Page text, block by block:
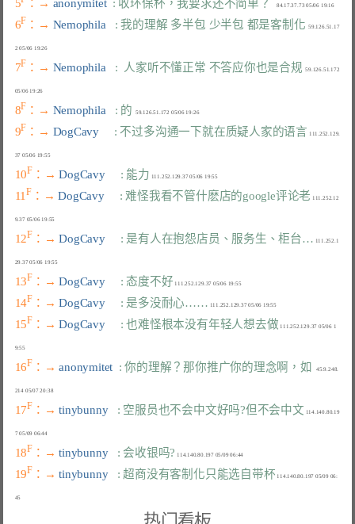
5 ：→ anonymitet : 收环保杯，我要求还不简单？
    84.17.37.73 05/06 19:16
6F ：→ Nemophila : 我的理解 多半包 少半包 都是客制化
  59.126.51.17
2 05/06 19:26
7F ：→ Nemophila :  人家听不懂正常 不答应你也是合规
  59.126.51.172
8F ：→ Nemophila : 的
  59.126.51.172 05/06 19:26
9F ：→ DogCavy : 不过多沟通一下就在质疑人家的语言 111.252.129.
37 05/06 19:55
10F ：→ DogCavy : 能力 111.252.129.37 05/06 19:55
11F ：→ DogCavy : 难怪我看不管什麽店的google评论老 111.252.12
12F ：→ DogCavy : 是有人在抱怨店员、服务生、柜台… 111.252.1
29.37 05/06 19:55
13F ：→ DogCavy : 态度不好 111.252.129.37 05/06 19:55
14F ：→ DogCavy : 是多没耐心…… 111.252.129.37 05/06 19:55
15F ：→ DogCavy : 也难怪根本没有年轻人想去做 111.252.129.37 05/06 1
9:55
16F ：→ anonymitet : 你的理解？那你推广你的理念啊，如
   45.9.248.
214 05/07 20:38
17F ：→ tinybunny : 空服员也不会中文好吗?但不会中文 114.140.80.19
7 05/09 06:44
18F ：→ tinybunny : 会收银吗?
19F ：→ tinybunny : 超商没有客制化只能选自带杯 114.140.80.197 05/09 06: